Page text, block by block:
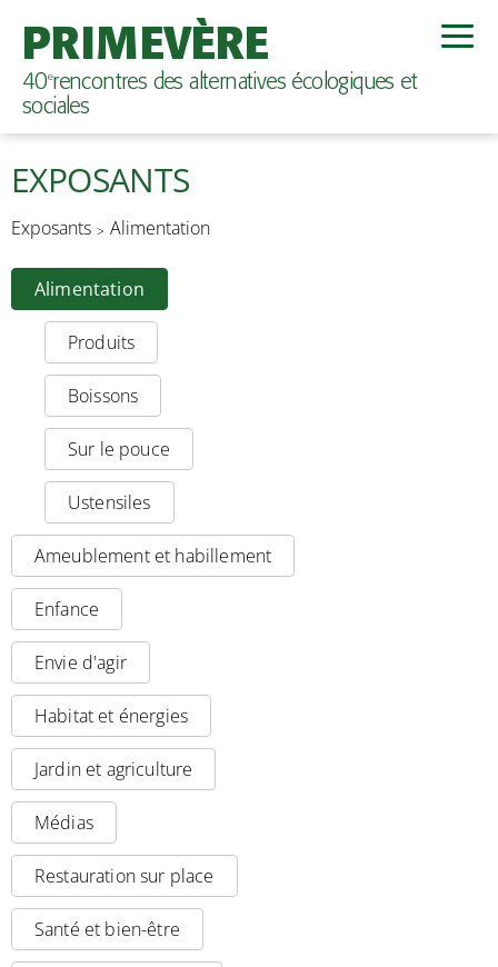
PRIMEVÈRE
40erencontres des alternatives écologiques et
sociales
EXPOSANTS
Exposants Alimentation
Alimentation
Produits
Boissons
Sur le pouce
Ustensiles
Ameublement et habillement
Enfance
Envie d'agir
Habitat et énergies
Jardin et agriculture
Médias
Restauration sur place
Santé et bien-être